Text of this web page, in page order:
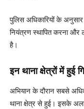
पुलिस अधिकारियों के अनुसार
नियंत्रण स्थापित करना और
है।
इन थाना क्षेत्रों में हुई
अभियान के दौरान सबसे अधिक
थाना क्षेत्र से हुई। इसके